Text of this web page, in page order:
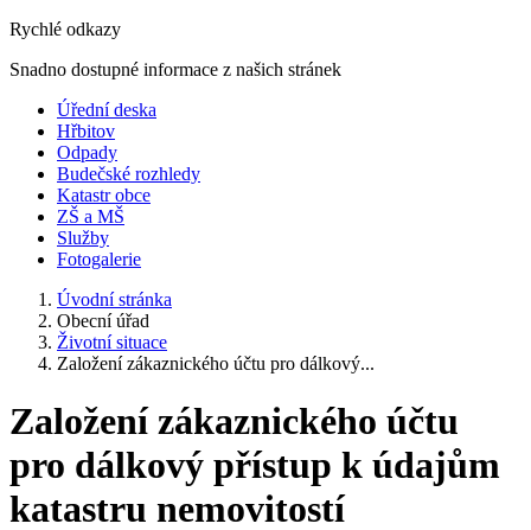
Rychlé odkazy
Snadno dostupné informace z našich stránek
Úřední deska
Hřbitov
Odpady
Budečské rozhledy
Katastr obce
ZŠ a MŠ
Služby
Fotogalerie
Úvodní stránka
Obecní úřad
Životní situace
Založení zákaznického účtu pro dálkový...
Založení zákaznického účtu
pro dálkový přístup k údajům
katastru nemovitostí